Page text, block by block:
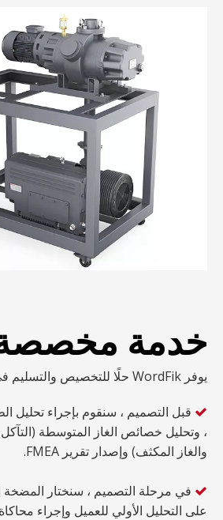
خدمة
يوفر WordFik حلًا للتخصيص والتسليم في نظام الفراغ.
 قبل التصميم ، سنقوم بإجراء تحليل
، وتحليل خصائص الغاز المتوسطة (التآكل
والغاز المكثف) وإصدار تقرير FMEA.
 في مرحلة التصميم ، سنختار المضخة
على التحليل الأولي للعميل وإجراء